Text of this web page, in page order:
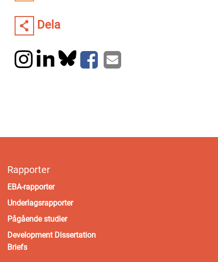
Dela
Rapporter
EBA-rapporter
Underlagsrapporter
Pågående studier
Development Dissertation
Briefs